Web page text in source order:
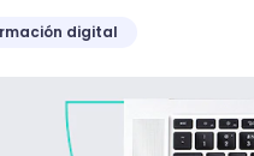
digital